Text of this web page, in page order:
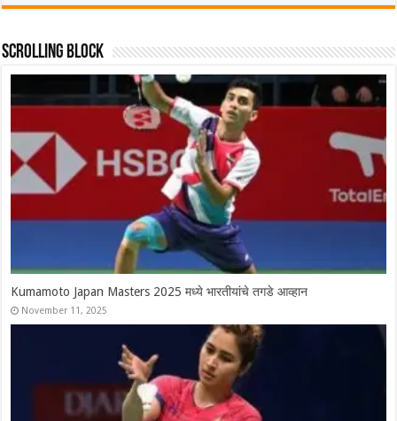
Scrolling Block
Syed Modi International 2025 चे सर्व विजेते, श्रीकांतचा संघर्षपूर्ण अंतिम
सामन्यात पराभव